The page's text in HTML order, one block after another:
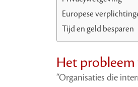
Europese
Tijd en geld besparen
Het
“Organisaties die